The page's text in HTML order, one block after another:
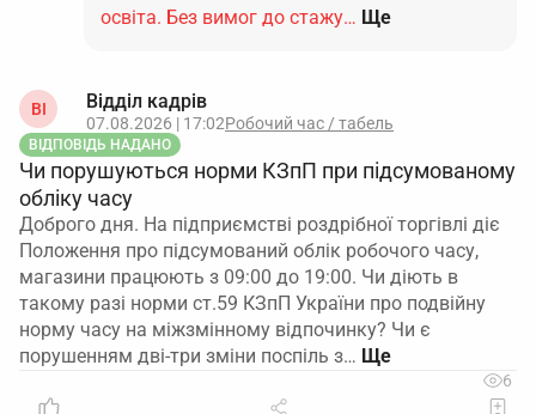
освіта. Без вимог до стажу… Ще
ВІ Відділ кадрів
07.08.2026 | 17:02Робочий час / табель
ВІДПОВІДЬ НАДАНО
Чи порушуються норми КЗпП при підсумованому
обліку часу
Доброго дня. На підприємстві роздрібної торгівлі діє
Положення про підсумований облік робочого часу,
магазини працюють з 09:00 до 19:00. Чи діють в
такому разі норми ст.59 КЗпП України про подвійну
норму часу на міжзмінному відпочинку? Чи є
порушенням дві-три зміни поспіль з…
6